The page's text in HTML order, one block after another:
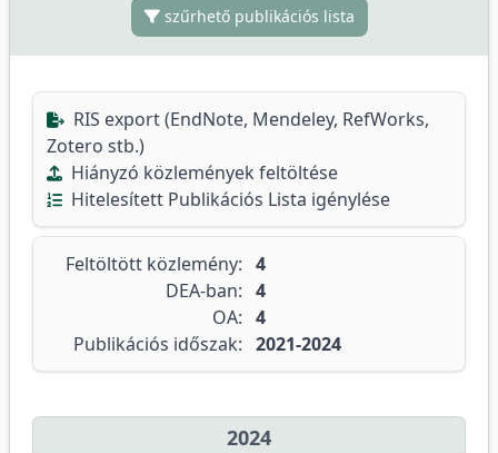
szűrhető publikációs lista
RIS export (EndNote, Mendeley, RefWorks,
Zotero stb.)
Hiányzó közlemények feltöltése
Hitelesített Publikációs Lista igénylése
Feltöltött közlemény: 4
DEA-ban: 4
OA: 4
Publikációs időszak: 2021-2024
2024